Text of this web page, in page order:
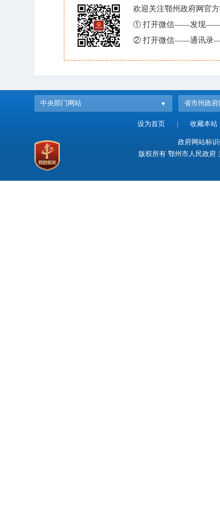
欢迎关注鄂州政府网官
① 打开微信——发现——
② 打开微信——通讯录
中央部门网站 省市州政府
设为首页 收藏本站
政府网站标
版权所有 鄂州市人民政府